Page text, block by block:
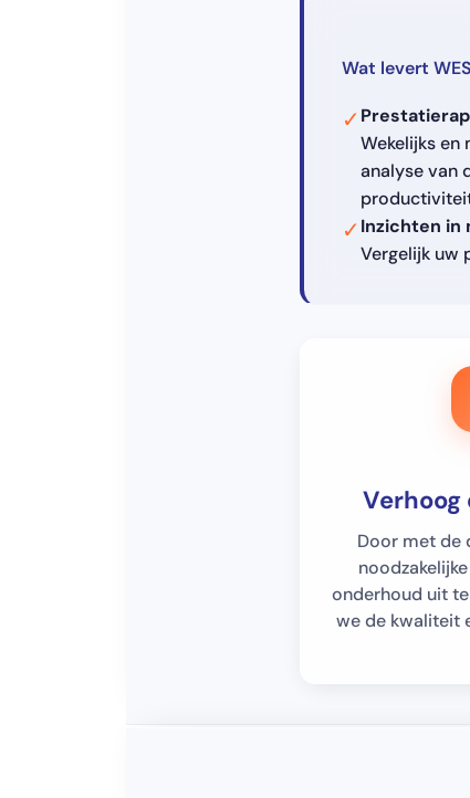
Wat levert
✓
Wekelijks en
analyse van
✓Inzichten in
Vergelijk uw
Door met de
onderhoud uit
we de kwaliteit